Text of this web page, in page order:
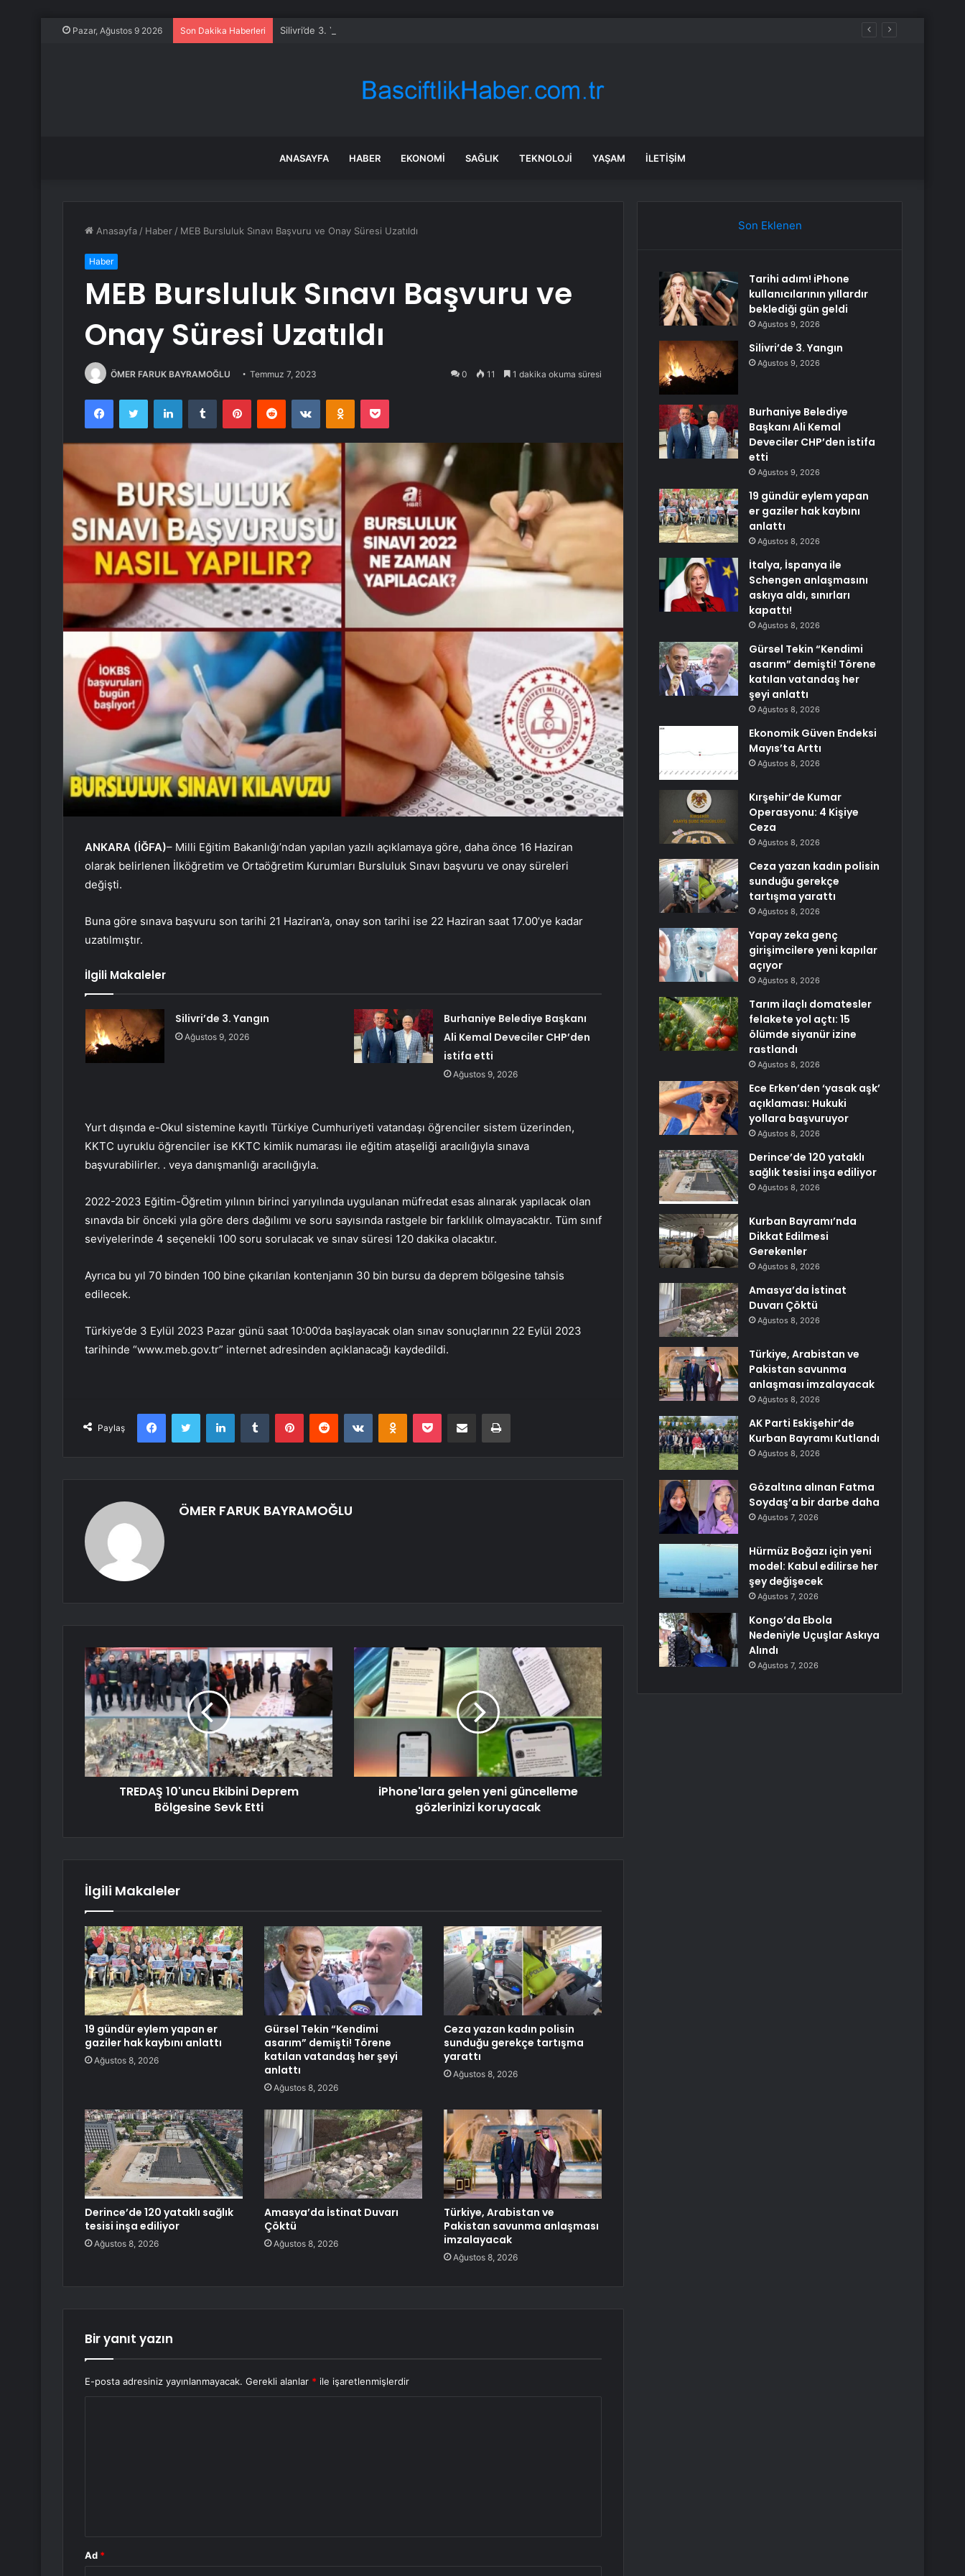
Pazar, Ağustos 9 2026 Son Dakika Haberleri Silivri’de 3. Yangın
ANASAYFA HABER EKONOMI SAĞLIK TEKNOLOJI YAŞAM İLETIŞIM
Anasayfa / Haber / MEB Bursluluk Sınavı Başvuru ve Onay Süresi Uzatıldı
Haber
MEB Bursluluk Sınavı Başvuru ve
Onay Süresi Uzatıldı
ÖMER FARUK BAYRAMOĞLU Temmuz 7, 2023 0 11 1 dakika okuma süresi
FacebookTwitter LinkedInTumblr PinterestReddit VKontakteOdnoklassniki
Pocket
ANKARA (İĞFA)– Milli Eğitim Bakanlığı’ndan yapılan yazılı açıklamaya göre, daha önce 16 Haziran
olarak belirlenen İlköğretim ve Ortaöğretim Kurumları Bursluluk Sınavı başvuru ve onay süreleri
değişti.
Buna göre sınava başvuru son tarihi 21 Haziran’a, onay son tarihi ise 22 Haziran saat 17.00’ye kadar
uzatılmıştır.
İlgili Makaleler
Silivri’de 3. Yangın
Ağustos 9, 2026
Burhaniye Belediye Başkanı
Ali Kemal Deveciler CHP’den
istifa etti
Ağustos 9, 2026
Yurt dışında e-Okul sistemine kayıtlı Türkiye Cumhuriyeti vatandaşı öğrenciler sistem üzerinden,
KKTC uyruklu öğrenciler ise KKTC kimlik numarası ile eğitim ataşeliği aracılığıyla sınava
başvurabilirler. . veya danışmanlığı aracılığıyla.
2022-2023 Eğitim-Öğretim yılının birinci yarıyılında uygulanan müfredat esas alınarak yapılacak olan
sınavda bir önceki yıla göre ders dağılımı ve soru sayısında rastgele bir farklılık olmayacaktır. Tüm sınıf
seviyelerinde 4 seçenekli 100 soru sorulacak ve sınav süresi 120 dakika olacaktır.
Ayrıca bu yıl 70 binden 100 bine çıkarılan kontenjanın 30 bin bursu da deprem bölgesine tahsis
edilecek.
Türkiye’de 3 Eylül 2023 Pazar günü saat 10:00’da başlayacak olan sınav sonuçlarının 22 Eylül 2023
tarihinde “www.meb.gov.tr” internet adresinden açıklanacağı kaydedildi.
Paylaş
FacebookTwitter LinkedInTumblr PinterestReddit VKontakteOdnoklassniki
Pocket E-Posta ile paylaş Yazdır
ÖMER FARUK BAYRAMOĞLU
TREDAŞ 10'uncu Ekibini Deprem
Bölgesine Sevk Etti
iPhone'lara gelen yeni güncelleme
gözlerinizi koruyacak
İlgili Makaleler
19 gündür eylem yapan er
gaziler hak kaybını anlattı
Ağustos 8, 2026
Gürsel Tekin “Kendimi
asarım” demişti! Törene
katılan vatandaş her şeyi
anlattı
Ağustos 8, 2026
Ceza yazan kadın polisin
sunduğu gerekçe tartışma
yarattı
Ağustos 8, 2026
Derince’de 120 yataklı sağlık
tesisi inşa ediliyor
Ağustos 8, 2026
Amasya’da İstinat Duvarı
Çöktü
Ağustos 8, 2026
Türkiye, Arabistan ve
Pakistan savunma anlaşması
imzalayacak
Ağustos 8, 2026
Bir yanıt yazın
E-posta adresiniz yayınlanmayacak. Gerekli alanlar * ile işaretlenmişlerdir
Ad *
Son Eklenen
Tarihi adım! iPhone
kullanıcılarının yıllardır
beklediği gün geldi
Ağustos 9, 2026
Silivri’de 3. Yangın
Ağustos 9, 2026
Burhaniye Belediye
Başkanı Ali Kemal
Deveciler CHP’den istifa
etti
Ağustos 9, 2026
19 gündür eylem yapan
er gaziler hak kaybını
anlattı
Ağustos 8, 2026
İtalya, İspanya ile
Schengen anlaşmasını
askıya aldı, sınırları
kapattı!
Ağustos 8, 2026
Gürsel Tekin “Kendimi
asarım” demişti! Törene
katılan vatandaş her
şeyi anlattı
Ağustos 8, 2026
Ekonomik Güven Endeksi
Mayıs’ta Arttı
Ağustos 8, 2026
Kırşehir’de Kumar
Operasyonu: 4 Kişiye
Ceza
Ağustos 8, 2026
Ceza yazan kadın polisin
sunduğu gerekçe
tartışma yarattı
Ağustos 8, 2026
Yapay zeka genç
girişimcilere yeni kapılar
açıyor
Ağustos 8, 2026
Tarım ilaçlı domatesler
felakete yol açtı: 15
ölümde siyanür izine
rastlandı
Ağustos 8, 2026
Ece Erken’den ‘yasak aşk’
açıklaması: Hukuki
yollara başvuruyor
Ağustos 8, 2026
Derince’de 120 yataklı
sağlık tesisi inşa ediliyor
Ağustos 8, 2026
Kurban Bayramı’nda
Dikkat Edilmesi
Gerekenler
Ağustos 8, 2026
Amasya’da İstinat
Duvarı Çöktü
Ağustos 8, 2026
Türkiye, Arabistan ve
Pakistan savunma
anlaşması imzalayacak
Ağustos 8, 2026
AK Parti Eskişehir’de
Kurban Bayramı Kutlandı
Ağustos 8, 2026
Gözaltına alınan Fatma
Soydaş’a bir darbe daha
Ağustos 7, 2026
Hürmüz Boğazı için yeni
model: Kabul edilirse her
şey değişecek
Ağustos 7, 2026
Kongo’da Ebola
Nedeniyle Uçuşlar Askıya
Alındı
Ağustos 7, 2026